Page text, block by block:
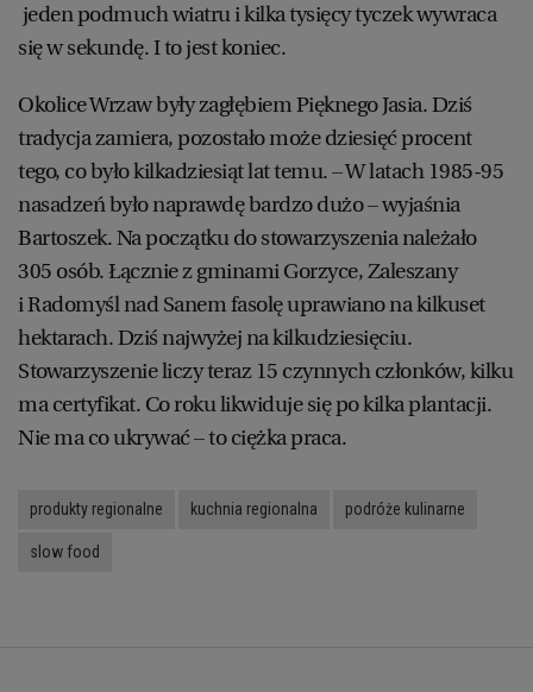
jeden podmuch wiatru i kilka tysięcy tyczek wywraca
się w sekundę. I to jest koniec.
Okolice Wrzaw były zagłębiem Pięknego Jasia. Dziś
tradycja zamiera, pozostało może dziesięć procent
tego, co było kilkadziesiąt lat temu. – W latach 1985-95
nasadzeń było naprawdę bardzo dużo – wyjaśnia
Bartoszek. Na początku do stowarzyszenia należało
305 osób. Łącznie z gminami Gorzyce, Zaleszany
i Radomyśl nad Sanem fasolę uprawiano na kilkuset
hektarach. Dziś najwyżej na kilkudziesięciu.
Stowarzyszenie liczy teraz 15 czynnych członków, kilku
ma certyfikat. Co roku likwiduje się po kilka plantacji.
Nie ma co ukrywać – to ciężka praca.
produkty regionalne kuchnia regionalna podróże kulinarne
slow food